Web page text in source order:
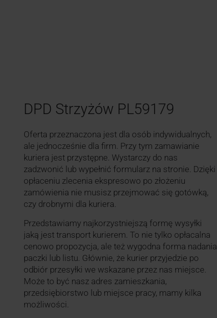
DPD Strzyżów PL59179
Oferta przeznaczona jest dla osób indywidualnych,
ale jednocześnie dla firm. Przy tym zamawianie
kuriera jest przystępne. Wystarczy do nas
zadzwonić lub wypełnić formularz na stronie. Dzięki
opłaceniu zlecenia ekspresowo po złożeniu
zamówienia nie musisz przejmować się gotówką,
czy drobnymi dla kuriera.
Przedstawiamy najkorzystniejszą formę wysyłki
jaką jest transport kurierem. To nie tylko opłacalna
cenowo propozycja, ale też wygodna forma nadania
paczki lub listu. Głównie, że kurier przyjedzie po
odbiór przesyłki we wskazane przez nas miejsce.
Może to być nasz adres zamieszkania,
przedsiębiorstwo lub miejsce pracy, mamy kilka
możliwości.